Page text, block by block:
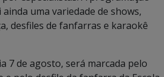
uma variedade de shows,
desfiles de fanfarras e karaokê
7 de agosto, será marcada pelo